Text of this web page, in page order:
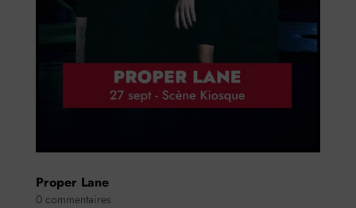
Proper Lane
0 commentaires